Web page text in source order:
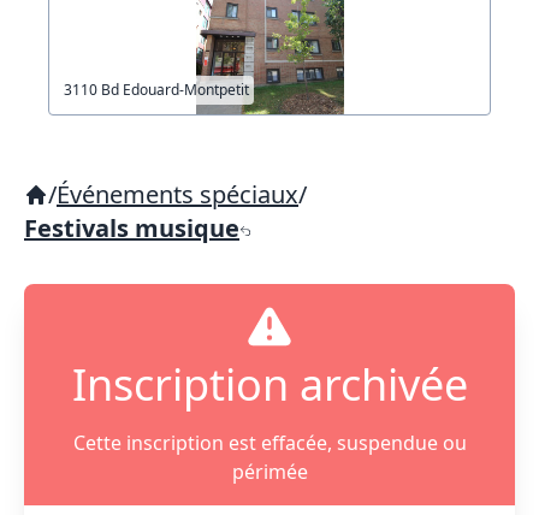
3110 Bd Edouard-Montpetit
/Événements spéciaux/
Festivals musique
Inscription archivée
Cette inscription est effacée, suspendue ou
périmée